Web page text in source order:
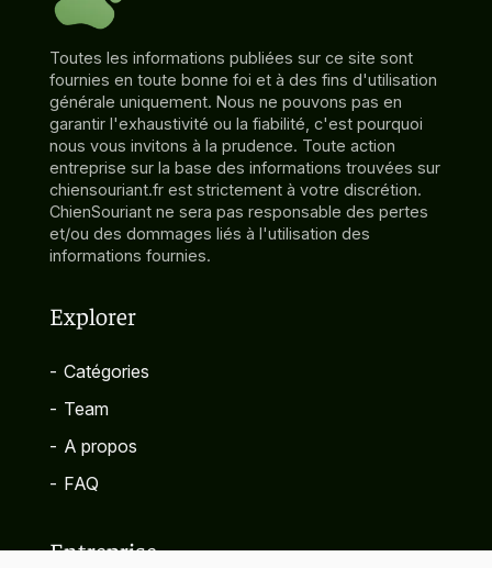
Toutes les informations publiées sur ce site sont
fournies en toute bonne foi et à des fins d'utilisation
générale uniquement. Nous ne pouvons pas en
garantir l'exhaustivité ou la fiabilité, c'est pourquoi
nous vous invitons à la prudence. Toute action
entreprise sur la base des informations trouvées sur
chiensouriant.fr est strictement à votre discrétion.
ChienSouriant ne sera pas responsable des pertes
et/ou des dommages liés à l'utilisation des
informations fournies.
Explorer
- Catégories
- Team
- A propos
- FAQ
Entreprise